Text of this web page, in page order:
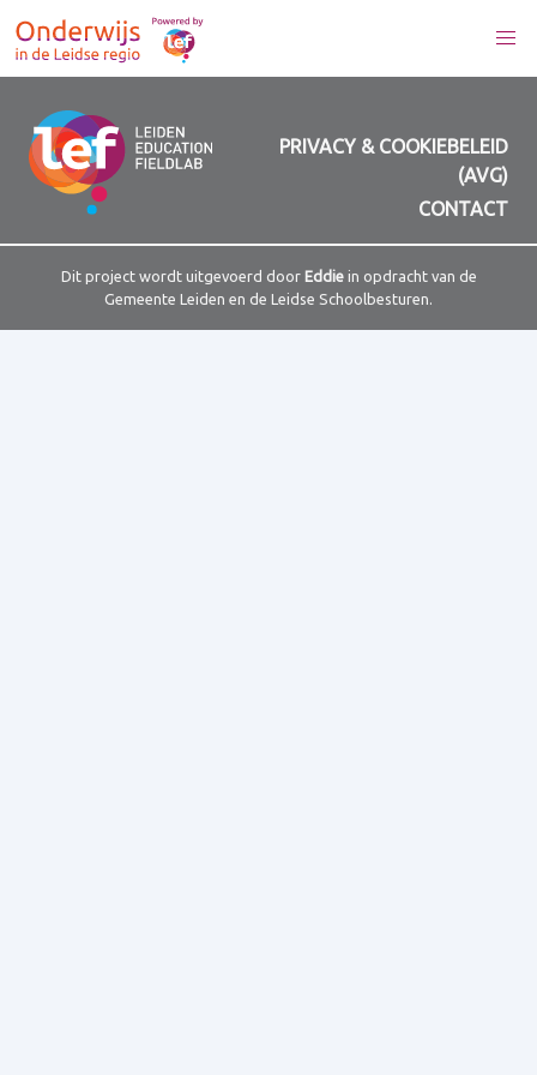
PRIVACY & COOKIEBELEID
(AVG)
CONTACT
Dit project wordt uitgevoerd door Eddiein opdracht van de
Gemeente Leiden en de Leidse Schoolbesturen.